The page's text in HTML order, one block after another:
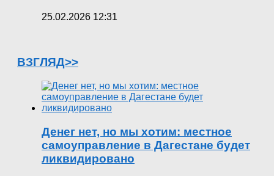
25.02.2026 12:31
ВЗГЛЯД>>
Денег нет, но мы хотим: местное
самоуправление в Дагестане будет
ликвидировано